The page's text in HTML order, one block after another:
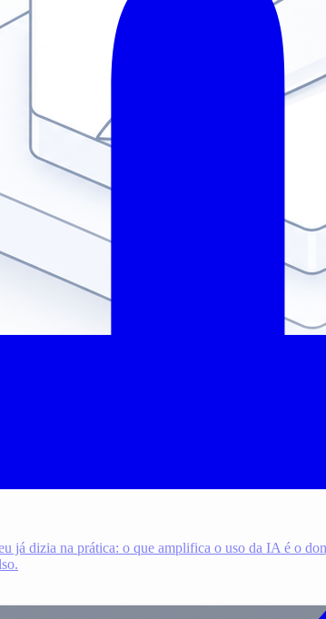
já dizia na prática: o que amplifica o uso da IA é o